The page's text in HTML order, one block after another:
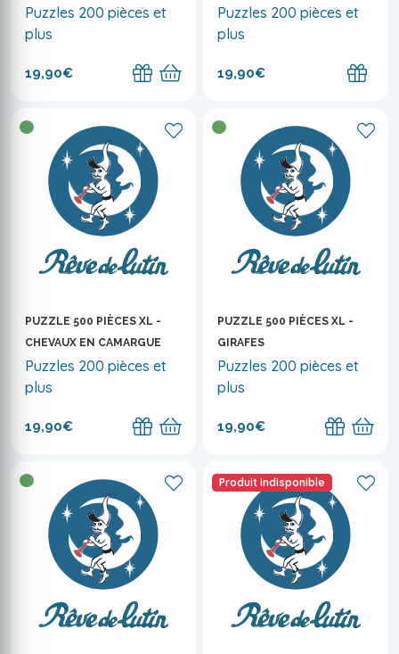
Puzzles 200 pièces et
plus
19,90€
Puzzles 200 pièces et
plus
19,90€
PUZZLE 500 PIÈCES XL -
CHEVAUX EN CAMARGUE
Puzzles 200 pièces et
plus
19,90€
PUZZLE 500 PIÈCES XL -
GIRAFES
Puzzles 200 pièces et
plus
19,90€
Produit indisponible